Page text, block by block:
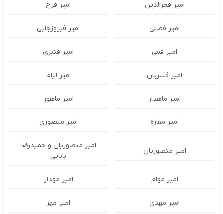
امیر فخرالدین امیر فرخ
امیر فضلی امیر فیروزجایی
امیر قمی امیر قنبری
امیر قنبریان امیر لیام
امیر ماهدار امیر ماهور
امیر مقاره امیر منصوری
امیر منصوریان
امیر منصوریان و حمیدرضا
بابایی
امیر مهام امیر مهدار
امیر مهدی امیر مهر